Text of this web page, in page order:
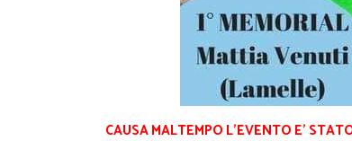
CAUSA MALTEMPO L’EVENTO E’